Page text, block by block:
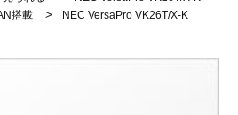
搭載 > NEC VersaPro VK26T/X-K